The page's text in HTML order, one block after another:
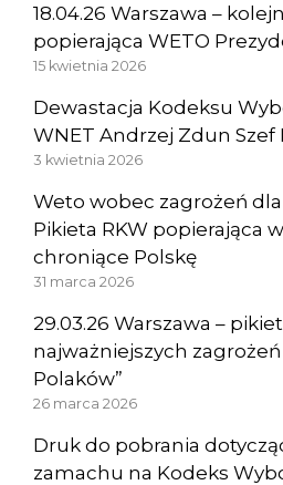
18.04.26 Warszawa –
popierająca WETO
15 kwietnia 2026
Dewastacja Kodeksu
WNET Andrzej Zdun Szef
3 kwietnia 2026
Weto wobec zagrożeń
Pikieta RKW popierająca
chroniące Polskę
31 marca 2026
29.03.26 Warszawa –
najważniejszych
Polaków”
26 marca 2026
Druk do pobrania
zamachu na Kodeks